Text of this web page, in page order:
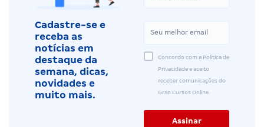
Cadastre-se e
receba as
notícias em
destaque da
semana, dicas,
novidades e
muito mais.
Concordo com a Política de
Privacidade e aceito
receber comunicações do
Gran Cursos Online.